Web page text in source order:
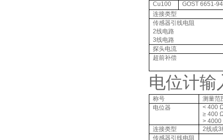
Cu100
GOST 6651-
连接类型
传感器引线电阻
2线电路
3线电路
探头电流
超前补偿
电位计输
称号
测量范
电位器
< 400
≥ 400
>
连接类型
2线或3
传感器引线电阻